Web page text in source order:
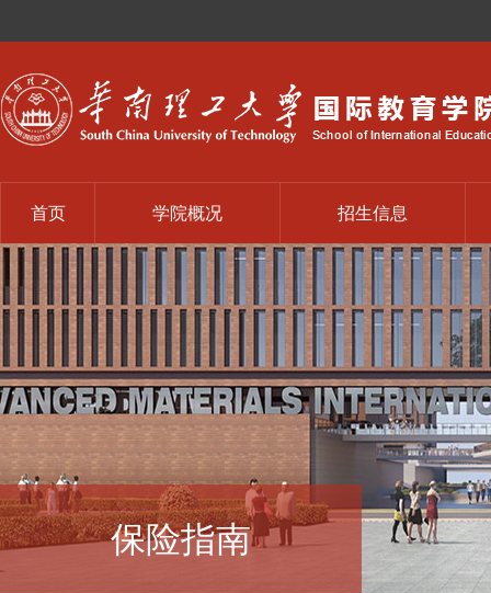
首页 学院概况 招生信息
保险指南